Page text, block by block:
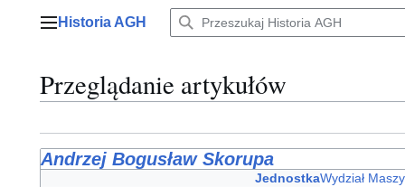
Menu główne
Historia AGH
Przeglądanie artykułów
Andrzej Bogusław Skorupa
JednostkaWydział